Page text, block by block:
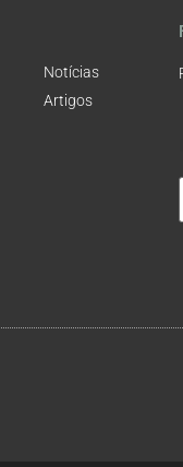
Notícias
Artigos